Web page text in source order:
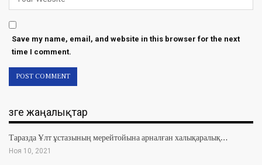
Save my name, email, and website in this browser for the next
time I comment.
Өзге жаңалықтар
Таразда Ұлт ұстазының мерейтойына арналған халықаралық…
Ноя 10, 2021